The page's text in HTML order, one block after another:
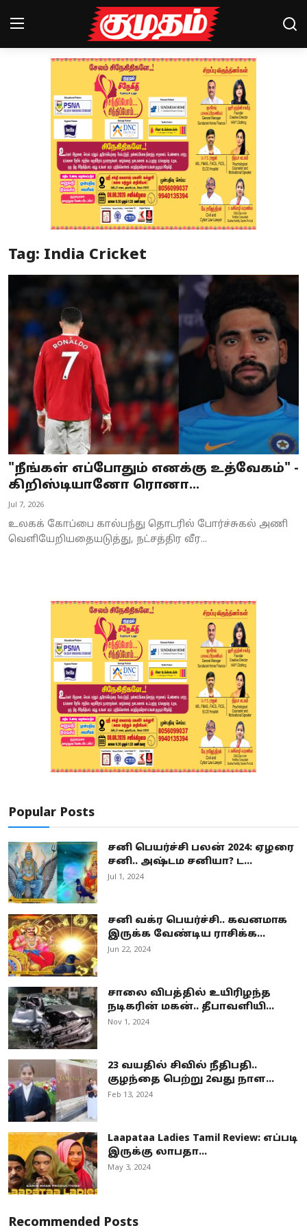
Magazines
Crime
Tamilnadu
National
World
Astrology
Spirituality
Weather
Tag: India Cricket
"நீங்கள் எப்போதும் எனக்கு உத்வேகம்" -
கிறிஸ்டியானோ ரொனா...
Jul 7, 2026
உலகக் கோப்பை கால்பந்து தொடரில் போர்ச்சுகல் அணி
வெளியேறியதையடுத்து, நட்சத்திர வீர...
Popular Posts
சனி பெயர்ச்சி பலன் 2024: ஏழரை
சனி.. அஷ்டம சனியா? ட...
Jul 1, 2024
சனி வக்ர பெயர்ச்சி.. கவனமாக
இருக்க வேண்டிய ராசிக்க...
Jun 22, 2024
சாலை விபத்தில் உயிரிழந்த
நடிகரின் மகன்.. தீபாவளியி...
Nov 1, 2024
23 வயதில் சிவில் நீதிபதி..
குழந்தை பெற்று 2வது நாள...
Feb 13, 2024
Laapataa Ladies Tamil Review: எப்படி
இருக்கு லாபதா...
May 3, 2024
Recommended Posts